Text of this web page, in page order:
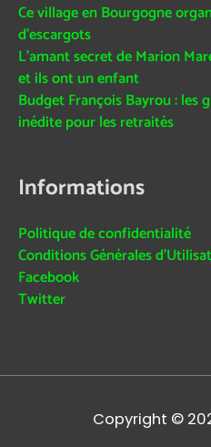
Ce village en Bourgogne
d’escargots
L’amant secret de Marion
et ils ont un enfant
Budget François Bayrou : les
inédite pour les retraités
Informations
Politique de confidentialité
Conditions Générales
Facebook
Twitter
Copyright ©